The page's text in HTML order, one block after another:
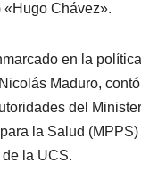
«Hugo Chávez».
en la
Maduro,
del
la Salud (MPPS)
la UCS.